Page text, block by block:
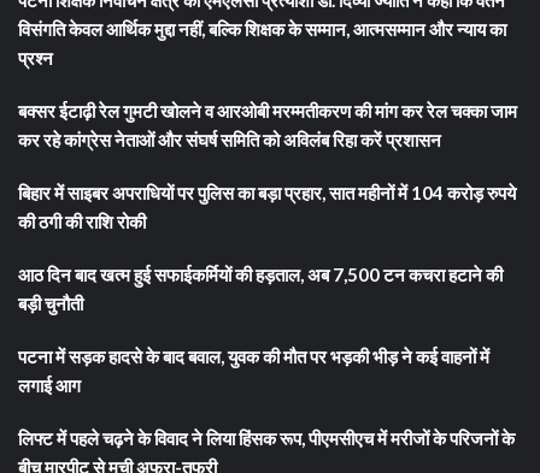
विसंगति केवल आर्थिक मुद्दा नहीं, बल्कि शिक्षक के सम्मान, आत्मसम्मान और न्याय का
प्रश्न
बक्सर ईटाढ़ी रेल गुमटी खोलने व आरओबी मरम्मतीकरण की मांग कर रेल चक्का जाम
कर रहे कांग्रेस नेताओं और संघर्ष समिति को अविलंब रिहा करें प्रशासन
बिहार में साइबर अपराधियों पर पुलिस का बड़ा प्रहार, सात महीनों में 104 करोड़ रुपये
की ठगी की राशि रोकी
आठ दिन बाद खत्म हुई सफाईकर्मियों की हड़ताल, अब 7,500 टन कचरा हटाने की
बड़ी चुनौती
पटना में सड़क हादसे के बाद बवाल, युवक की मौत पर भड़की भीड़ ने कई वाहनों में
लगाई आग
लिफ्ट में पहले चढ़ने के विवाद ने लिया हिंसक रूप, पीएमसीएच में मरीजों के परिजनों के
बीच मारपीट से मची अफरा-तफरी